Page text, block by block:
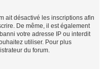
ait désactivé les inscriptions afin
De même, il est également
votre adresse IP ou interdit
utiliser. Pour plus
du forum.